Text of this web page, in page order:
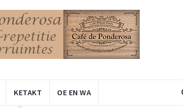
KETAKT OE EN WA